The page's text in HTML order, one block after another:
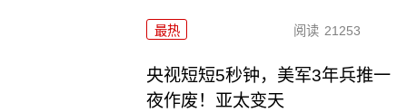
最热 阅读 21253
央视短短5秒钟，美军3年兵推一
夜作废！亚太变天